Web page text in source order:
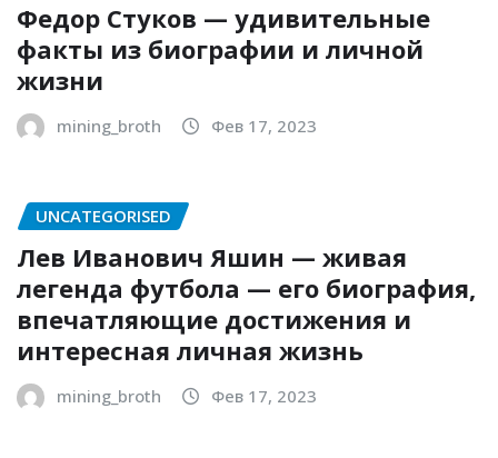
Федор Стуков — удивительные
факты из биографии и личной
жизни
mining_broth Фев 17, 2023
UNCATEGORISED
Лев Иванович Яшин — живая
легенда футбола — его биография,
впечатляющие достижения и
интересная личная жизнь
mining_broth Фев 17, 2023